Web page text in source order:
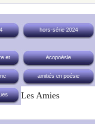
hors-série 2024
et
écopoésie
amitiés en poésie
Les Amies